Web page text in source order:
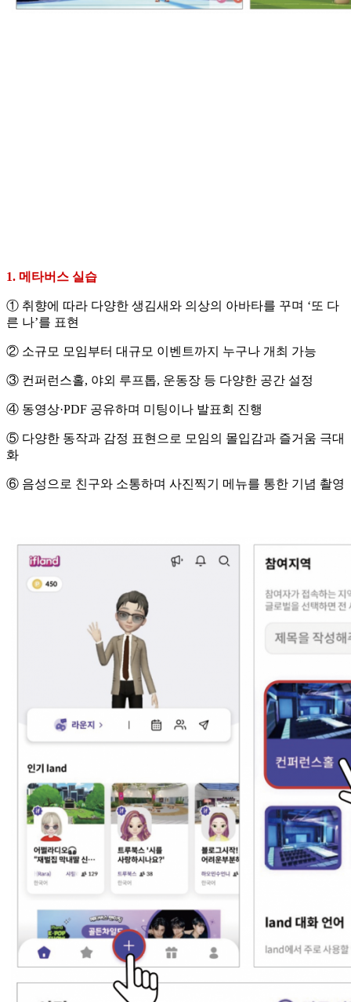
1. 메타버스 실습
① 취향에 따라 다양한 생김새와 의상의 아바타를 꾸며 ‘또 다
른 나’를 표현
② 소규모 모임부터 대규모 이벤트까지 누구나 개최 가능
③ 컨퍼런스홀, 야외 루프톱, 운동장 등 다양한 공간 설정
④ 동영상·PDF 공유하며 미팅이나 발표회 진행
⑤ 다양한 동작과 감정 표현으로 모임의 몰입감과 즐거움 극대
화
⑥ 음성으로 친구와 소통하며 사진찍기 메뉴를 통한 기념 촬영